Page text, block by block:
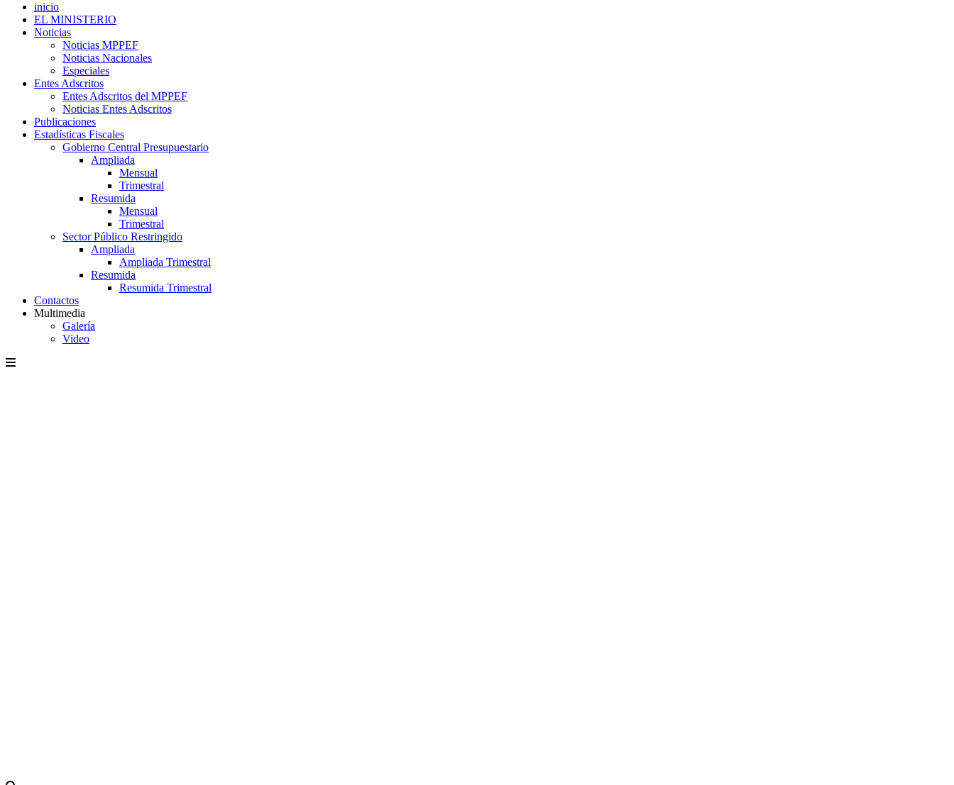
inicio
EL MINISTERIO
Noticias
Noticias MPPEF
Noticias Nacionales
Especiales
Entes Adscritos
Entes Adscritos del MPPEF
Noticias Entes Adscritos
Publicaciones
Estadísticas Fiscales
Gobierno Central Presupuestario
Ampliada
Mensual
Trimestral
Resumida
Mensual
Trimestral
Sector Público Restringido
Ampliada
Ampliada Trimestral
Resumida
Resumida Trimestral
Contactos
Multimedia
Galería
Video